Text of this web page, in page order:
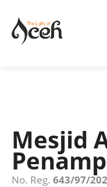
Mesjid
No. Reg. 643/97/